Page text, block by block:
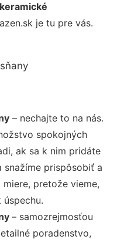
je tu pre vás.
– nechajte to na nás.
spokojných
ak sa k nim pridáte
snažíme prispôsobiť a
pretože vieme,
– samozrejmosťou
poradenstvo,